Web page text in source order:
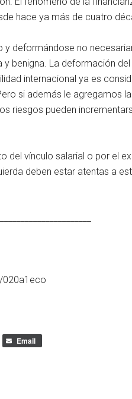
hace ya más de cuatro
y deformándose no
benigna. La deformación
internacional ya es
si además le agregamos
riesgos pueden
del vínculo salarial o por el
deben estar atentas a
020a1eco
Email